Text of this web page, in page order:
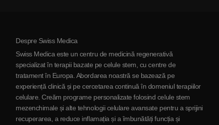
Despre Serbia
Parteneriat
Contactaţi-ne
Despre Swiss Medica
Swiss Medica este un centru de medicină regenerativă
specializat în terapii bazate pe celule stem, cu centre de
tratament în Europa. Abordarea noastră se bazează pe
experiență clinică și pe cercetarea continuă în domeniul terapiilor
celulare. Creăm programe personalizate folosind celule stem
mezenchimale și alte tehnologii celulare avansate pentru a sprijini
recuperarea, a reduce inflamația și a îmbunătăți funcția și